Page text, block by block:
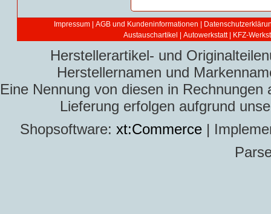
Impressum AGB und Kundeninformationen
Austauschartikel
Autowerkstatt | KFZ-
Herstellerartikel- und
Herstellernamen und
Eine Nennung von diesen in
Lieferung erfolgen aufgrund
Shopsoftware: xt:Commerce |